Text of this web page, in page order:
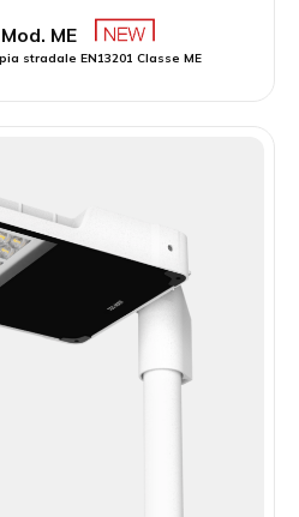
ME
stradale EN13201 Classe ME